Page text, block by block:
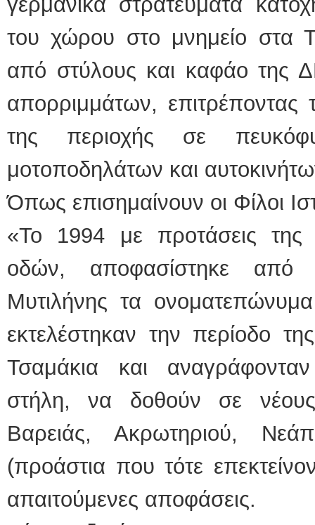
του χώρου στο μνημείο στα
από στύλους και καφάο της
απορριμμάτων, επιτρέποντας
της περιοχής σε
μοτοποδηλάτων και
Όπως επισημαίνουν οι Φίλοι
«Το 1994 με προτάσεις της
οδών, αποφασίστηκε από
Μυτιλήνης τα
εκτελέστηκαν την περίοδο
Τσαμάκια και
στήλη, να δοθούν σε
Βαρειάς, Ακρωτηριού,
(προάστια που τότε
απαιτούμενες αποφάσεις.